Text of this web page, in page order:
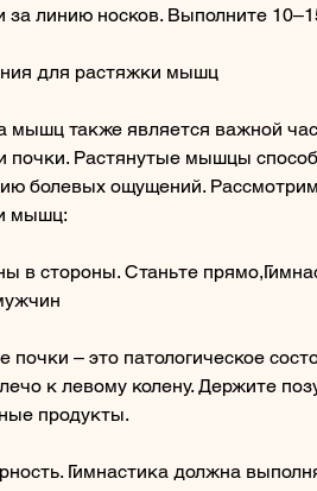
за линию носков. Выполните
для растяжки мышц
мышц также является важной
почки. Растянутые мышцы
болевых ощущений.
мышц:
в стороны. Станьте
почки – это патологическое
к левому колену. Держите
продукты.
Гимнастика должна